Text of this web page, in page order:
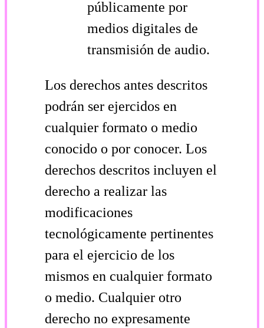
públicamente por
medios digitales de
transmisión de audio.
Los derechos antes descritos
podrán ser ejercidos en
cualquier formato o medio
conocido o por conocer. Los
derechos descritos incluyen el
derecho a realizar las
modificaciones
tecnológicamente pertinentes
para el ejercicio de los
mismos en cualquier formato
o medio. Cualquier otro
derecho no expresamente